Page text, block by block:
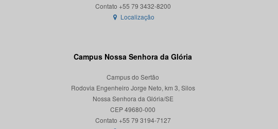
Localização
Campus Nossa Senhora da Glória
Campus do Sertão
Rodovia Engenheiro Jorge Neto, km 3, Silos
Nossa Senhora da Glória/SE
CEP 49680-000
Contato +55 79 3194-7127